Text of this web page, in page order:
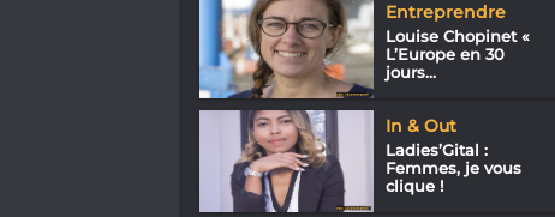
Entreprendre
Louise Chopinet «
L’Europe en 30
jours...
In & Out
Ladies’Gital :
Femmes, je vous
clique !